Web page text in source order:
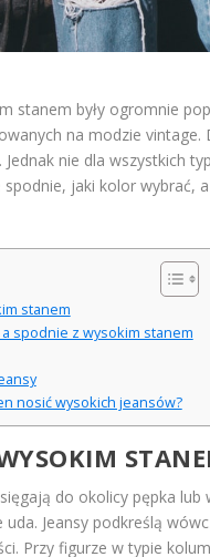
stanem były ogromnie
na modzie
Jednak nie dla wszystkich
spodnie, jaki kolor wybrać,
stanem
spodnie z wysokim stanem
nosić wysokich jeansów?
do okolicy pępka
Jeansy podkreślą
Przy figurze w typie